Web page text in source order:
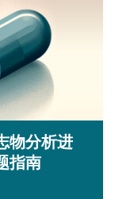
物分析进
指南